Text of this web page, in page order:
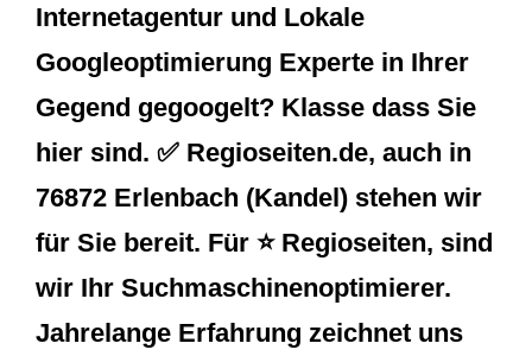
Internetagentur und Lokale
Googleoptimierung Experte in Ihrer
Gegend gegoogelt? Klasse dass Sie
hier sind. ✅ Regioseiten.de, auch in
76872 Erlenbach (Kandel) stehen wir
für Sie bereit. Für ⭐ Regioseiten, sind
wir Ihr Suchmaschinenoptimierer.
Jahrelange Erfahrung zeichnet uns